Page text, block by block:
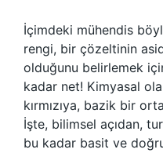
İçimdeki mühendis
rengi, bir çözeltinin
olduğunu belirlemek
kadar net! Kimyasal
kırmızıya, bazik bir
İşte, bilimsel açıdan,
bu kadar basit ve